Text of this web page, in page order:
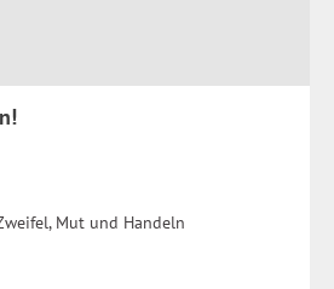
Mut und Handeln